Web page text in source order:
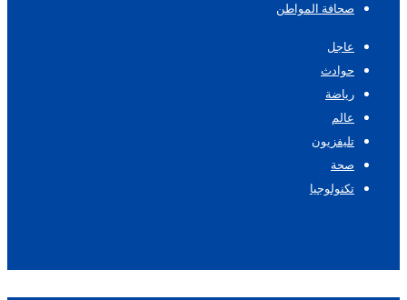
صحافة المواطن
عاجل
حوادث
رياضة
عالم
تليفزيون
صحة
تكنولوجيا